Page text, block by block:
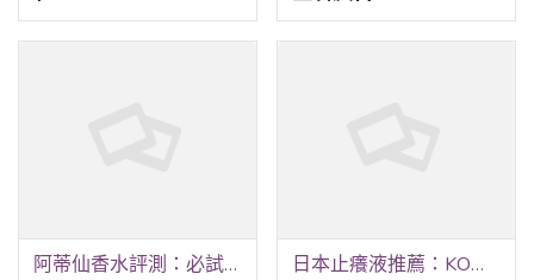
阿蒂仙香水評測：必試的熱門款式推薦 日本止癢液推薦：KOWA新款急救神器，一抹快速舒緩